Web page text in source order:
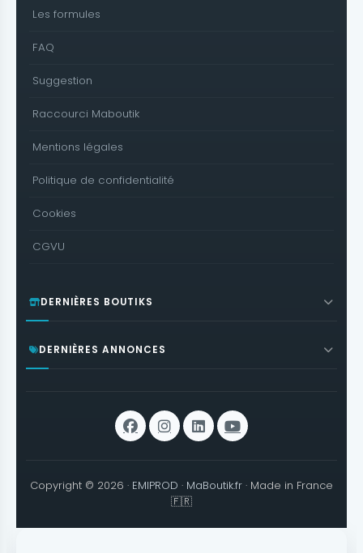
Les formules
FAQ
Suggestion
Raccourci Maboutik
Mentions légales
Politique de confidentialité
Cookies
CGVU
DERNIÈRES BOUTIKS
DERNIÈRES ANNONCES
Copyright © 2026 · EMIPROD · MaBoutik.fr · Made in France
🇫🇷